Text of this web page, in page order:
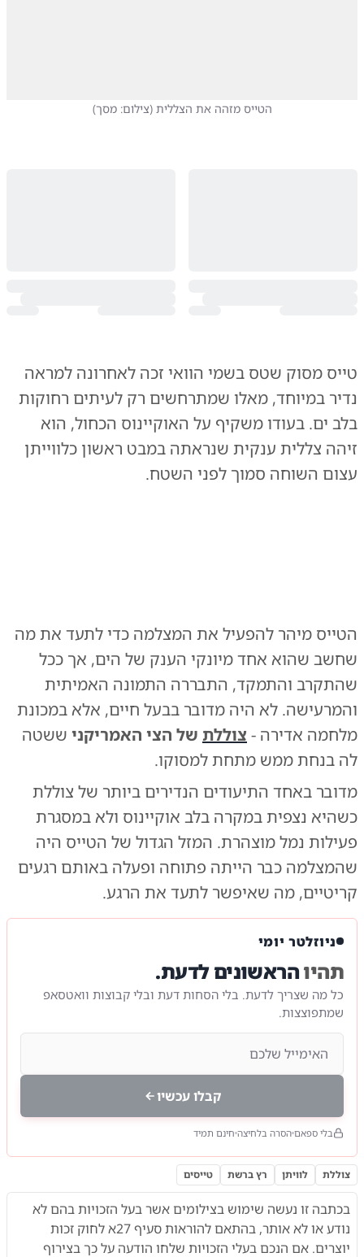
הטייס מזהה את הצללית (צילום: מסך)
טייס מסוק שטס בשמי הוואי זכה לאחרונה למראה
נדיר במיוחד, מאלו שמתרחשים רק לעיתים רחוקות
בלב ים. בעודו משקיף על האוקיינוס הכחול, הוא
זיהה צללית ענקית שנראתה במבט ראשון כלווייתן
עצום השוחה סמוך לפני השטח.
הטייס מזהה את הצללית |צילום:צילום: רשתות חברתיות
הטייס מיהר להפעיל את המצלמה כדי לתעד את מה
שחשב שהוא אחד מיונקי הענק של הים, אך ככל
שהתקרב והתמקד, התבררה התמונה האמיתית
והמרעישה. לא היה מדובר בבעל חיים, אלא במכונת
מלחמה אדירה - צוללת של הצי האמריקני ששטה
לה בנחת ממש מתחת למסוקו.
מדובר באחד התיעודים הנדירים ביותר של צוללת
כשהיא נצפית במקרה בלב אוקיינוס ולא במסגרת
פעילות נמל מוצהרת. המזל הגדול של הטייס היה
שהמצלמה כבר הייתה פתוחה ופעלה באותם רגעים
קריטיים, מה שאיפשר לתעד את הרגע.
ניוזלטר יומי
תהיוהראשונים לדעת.
כל מה שצריך לדעת. בלי הסחות דעת ובלי קבוצות וואטסאפ
שמתפוצצות.
קבלו עכשיו
בלי ספאם הסרה בלחיצה חינם תמיד
צוללת לוויתן רץ ברשת טייסים
בכתבה זו נעשה שימוש בצילומים אשר בעל הזכויות בהם לא
נודע או לא אותר, בהתאם להוראות
סעיף 27א לחוק זכות
יוצרים. אם הנכם בעלי הזכויות שלחו הודעה על כך בצירוף